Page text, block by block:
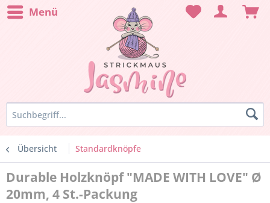
Menü
Übersicht Standardknöpfe
Durable Holzknöpf "MADE WITH LOVE" Ø
20mm, 4 St.-Packung